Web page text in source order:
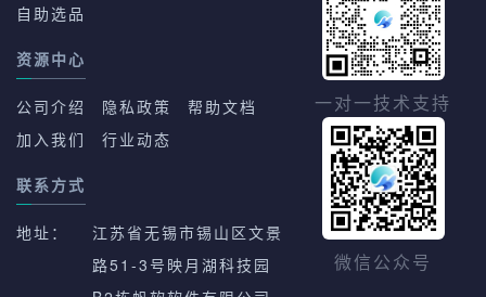
自助选品
资源中心
公司介绍 隐私政策
帮助文档
加入我们
行业动态
联系方式
地址：
江苏省无锡市锡山区文景
路51-3号映月湖科技园
一对一技术支持
微信公众号